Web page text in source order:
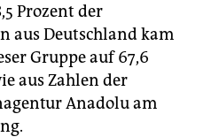
Prozent der
aus Deutschland kam
Gruppe auf 67,6
aus Zahlen der
Anadolu am